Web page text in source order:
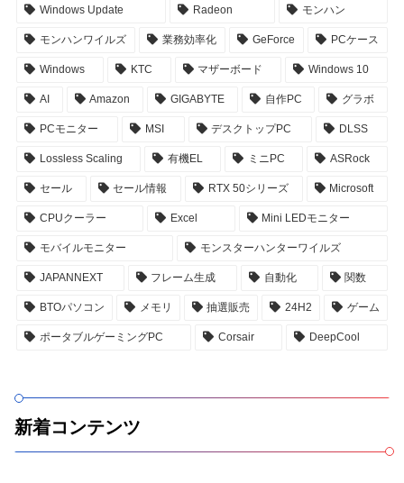
Windows Update Radeon モンハン
モンハンワイルズ 業務効率化 GeForce PCケース
Windows KTC マザーボード Windows 10
AI Amazon GIGABYTE 自作PC グラボ
PCモニター MSI デスクトップPC DLSS
Lossless Scaling 有機EL ミニPC ASRock
セール セール情報 RTX 50シリーズ Microsoft
CPUクーラー Excel Mini LEDモニター
モバイルモニター モンスターハンターワイルズ
JAPANNEXT フレーム生成 自動化 関数
BTOパソコン メモリ 抽選販売 24H2 ゲーム
ポータブルゲーミングPC Corsair DeepCool
新着コンテンツ